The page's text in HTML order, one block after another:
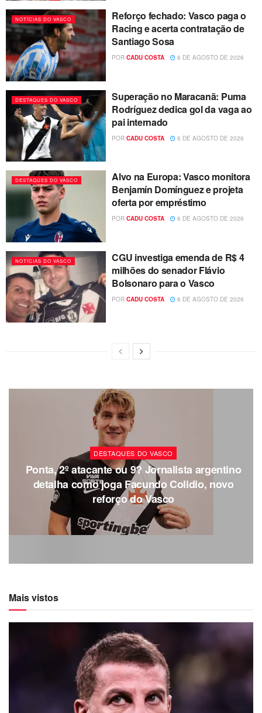
NOTÍCIAS DO VASCO
Reforço fechado: Vasco paga o
Racing e acerta contratação de
Santiago Sosa
POR CADU COSTA 6 DE AGOSTO DE 2026
DESTAQUES DO VASCO
Superação no Maracanã: Puma
Rodríguez dedica gol da vaga ao
pai internado
POR CADU COSTA 6 DE AGOSTO DE 2026
DESTAQUES DO VASCO
Alvo na Europa: Vasco monitora
Benjamín Domínguez e projeta
oferta por empréstimo
POR CADU COSTA 6 DE AGOSTO DE 2026
NOTÍCIAS DO VASCO
CGU investiga emenda de R$ 4
milhões do senador Flávio
Bolsonaro para o Vasco
POR CADU COSTA 6 DE AGOSTO DE 2026
DESTAQUES DO VASCO
Ponta, 2º atacante ou 9? Jornalista argentino
detalha como joga Facundo Colidio, novo
reforço do Vasco
Mais vistos